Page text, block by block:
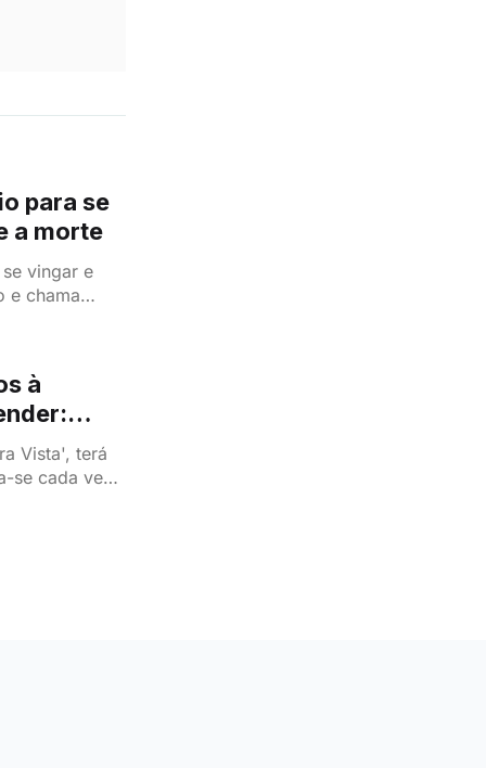
para se
a morte
vingar e
e chama
à
Vista', terá
se cada vez